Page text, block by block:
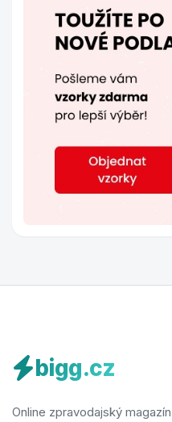
bigg.cz
Online zpravodajský